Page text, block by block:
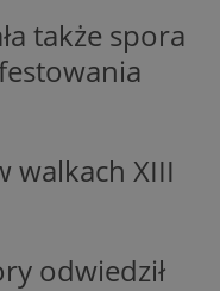
także spora
walkach XIII
odwiedził